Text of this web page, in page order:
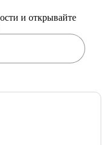
и открывайте